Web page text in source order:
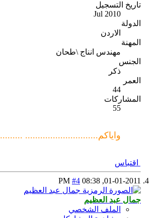
تاريخ التسجيل
Jul 2010
الدولة
الاردن
المهنة
مهندس انناج \طحان
الجنس
ذكر
العمر
44
المشاركات
55
واياكم.............................
اقتباس
01-01-2011,
08:38 PM
#4
جمال عبد العظيم
الملف الشخصي